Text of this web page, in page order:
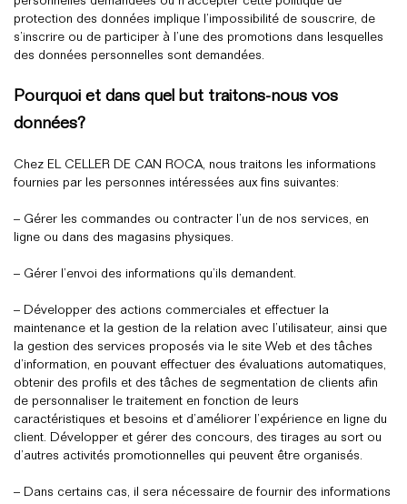
protection des données implique l’impossibilité de souscrire, de
s’inscrire ou de participer à l’une des promotions dans lesquelles
des données personnelles sont demandées.
Pourquoi et dans quel but traitons-nous vos
données?
Chez EL CELLER DE CAN ROCA, nous traitons les informations
fournies par les personnes intéressées aux fins suivantes:
– Gérer les commandes ou contracter l’un de nos services, en
ligne ou dans des magasins physiques.
– Gérer l’envoi des informations qu’ils demandent.
– Développer des actions commerciales et effectuer la
maintenance et la gestion de la relation avec l’utilisateur, ainsi que
la gestion des services proposés via le site Web et des tâches
d’information, en pouvant effectuer des évaluations automatiques,
obtenir des profils et des tâches de segmentation de clients afin
de personnaliser le traitement en fonction de leurs
caractéristiques et besoins et d’améliorer l’expérience en ligne du
client. Développer et gérer des concours, des tirages au sort ou
d’autres activités promotionnelles qui peuvent être organisés.
– Dans certains cas, il sera nécessaire de fournir des informations